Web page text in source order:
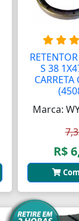
S 38
CARRETA
Marca:
R$